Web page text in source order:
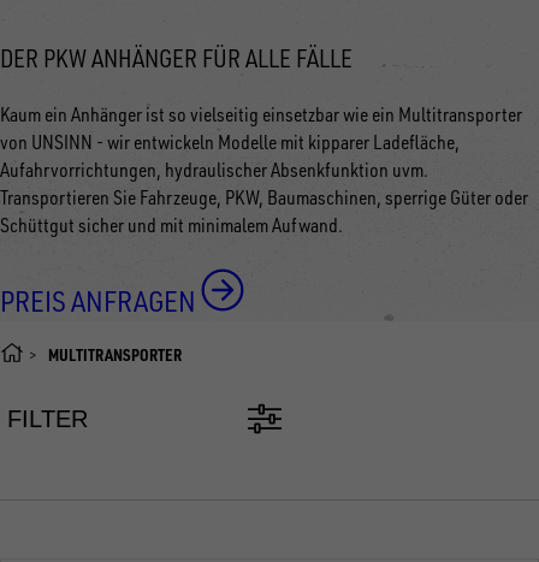
DER PKW ANHÄNGER FÜR ALLE FÄLLE
Kaum ein Anhänger ist so vielseitig einsetzbar wie ein Multitransporter
von UNSINN - wir entwickeln Modelle mit kipparer Ladefläche,
Aufahrvorrichtungen, hydraulischer Absenkfunktion uvm.
Transportieren Sie Fahrzeuge, PKW, Baumaschinen, sperrige Güter oder
Schüttgut sicher und mit minimalem Aufwand.
PREIS ANFRAGEN
MULTITRANSPORTER
FILTER